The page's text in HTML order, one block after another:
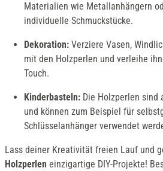
Materialien wie Metallanhängern
individuelle Schmuckstücke.
Dekoration: Verziere Vasen,
mit den Holzperlen und verleihe
Touch.
Kinderbasteln: Die Holzperlen sind
und können zum Beispiel für
Schlüsselanhänger verwendet
Lass deiner Kreativität freien Lauf und
Holzperlen einzigartige DIY-Projekte!